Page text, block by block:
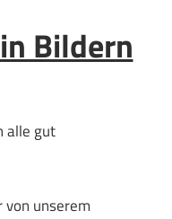
Bildern
alle gut
von unserem